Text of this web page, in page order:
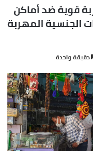
قوية ضد أماكن
الجنسية المهربة
دقيقة واحدة